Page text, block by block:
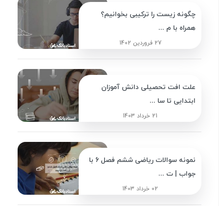
چگونه زیست را ترکیبی بخوانیم؟
همراه با م ...
27 فروردین 1402
علت افت تحصیلی دانش آموزان
ابتدایی تا سا ...
21 خرداد 1403
نمونه سوالات ریاضی ششم فصل 6 با
جواب | ت ...
02 خرداد 1403